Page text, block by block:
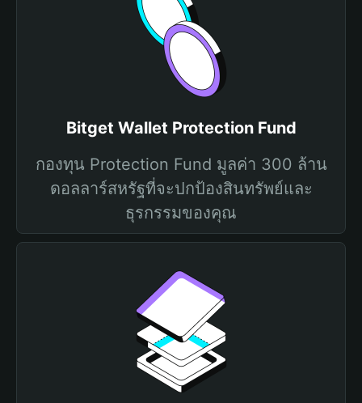
Bitget Wallet Protection Fund
กองทุน Protection Fund มูลค่า 300 ล้าน
ดอลลาร์สหรัฐที่จะปกป้องสินทรัพย์และ
ธุรกรรมของคุณ